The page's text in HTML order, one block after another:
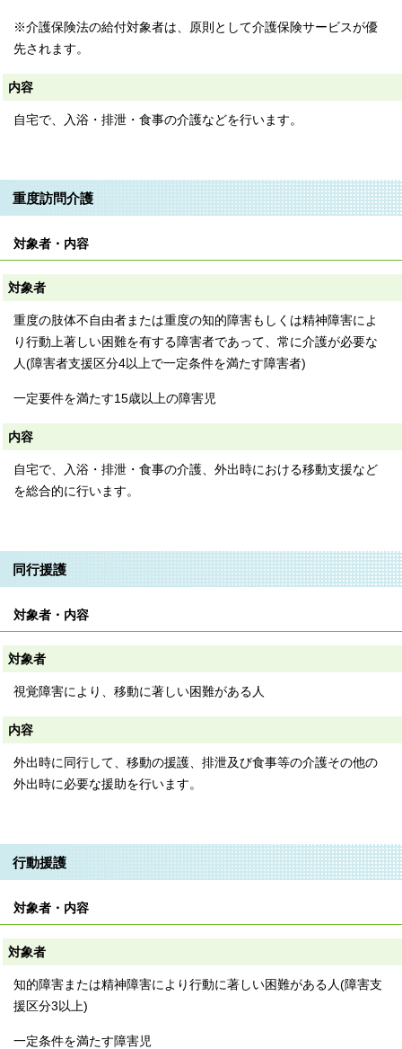
※介護保険法の給付対象者は、原則として介護保険サービスが優
先されます。
内容
自宅で、入浴・排泄・食事の介護などを行います。
重度訪問介護
対象者・内容
対象者
重度の肢体不自由者または重度の知的障害もしくは精神障害によ
り行動上著しい困難を有する障害者であって、常に介護が必要な
人(障害者支援区分4以上で一定条件を満たす障害者)
一定要件を満たす15歳以上の障害児
内容
自宅で、入浴・排泄・食事の介護、外出時における移動支援など
を総合的に行います。
同行援護
対象者・内容
対象者
視覚障害により、移動に著しい困難がある人
内容
外出時に同行して、移動の援護、排泄及び食事等の介護その他の
外出時に必要な援助を行います。
行動援護
対象者・内容
対象者
知的障害または精神障害により行動に著しい困難がある人(障害支
援区分3以上)
一定条件を満たす障害児